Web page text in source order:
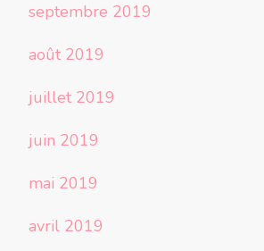
septembre 2019
août 2019
juillet 2019
juin 2019
mai 2019
avril 2019